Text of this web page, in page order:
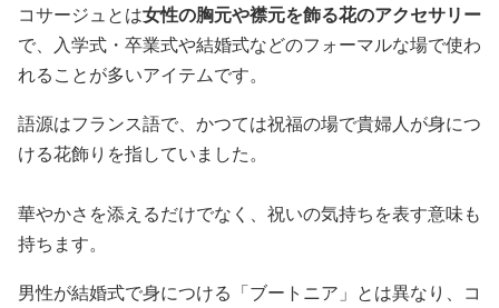
コサージュとは女性の胸元や襟元を飾る花のアクセサリー
で、入学式・卒業式や結婚式などのフォーマルな場で使わ
れることが多いアイテムです。
語源はフランス語で、かつては祝福の場で貴婦人が身につ
ける花飾りを指していました。
華やかさを添えるだけでなく、祝いの気持ちを表す意味も
持ちます。
男性が結婚式で身につける「ブートニア」とは異なり、コ